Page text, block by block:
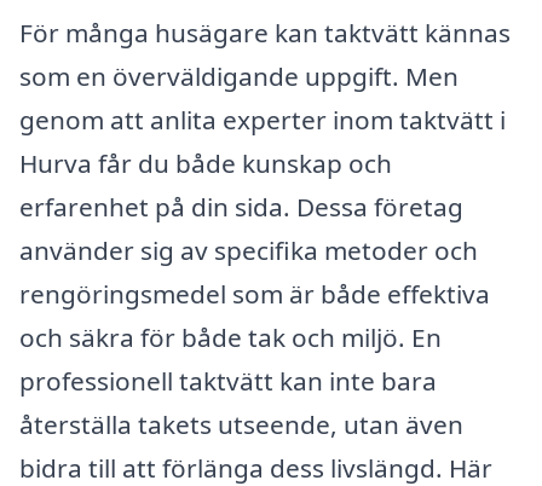
För många husägare kan taktvätt kännas
som en överväldigande uppgift. Men
genom att anlita experter inom taktvätt i
Hurva får du både kunskap och
erfarenhet på din sida. Dessa företag
använder sig av specifika metoder och
rengöringsmedel som är både effektiva
och säkra för både tak och miljö. En
professionell taktvätt kan inte bara
återställa takets utseende, utan även
bidra till att förlänga dess livslängd. Här